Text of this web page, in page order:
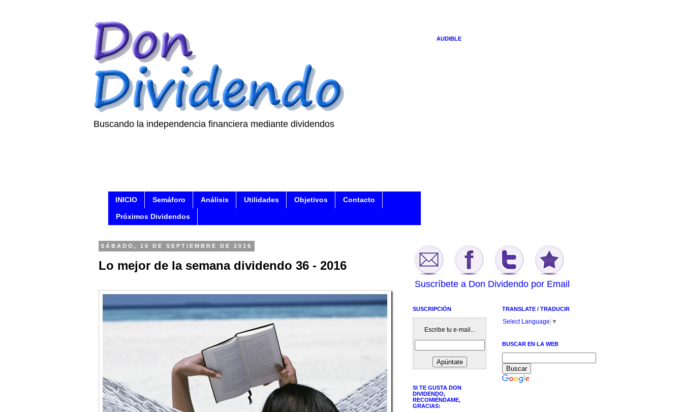
Buscando la independencia financiera mediante dividendos
AUDIBLE
INICIO Semáforo Análisis Utilidades Objetivos Contacto
Próximos Dividendos
SÁBADO, 10 DE SEPTIEMBRE DE 2016
Lo mejor de la semana dividendo 36 - 2016
Suscríbete a Don Dividendo por Email
SUSCRIPCIÓN
Escribe tu e-mail...
SI TE GUSTA DON
DIVIDENDO,
RECOMIÉNDAME,
GRACIAS:
TRANSLATE / TRADUCIR
Select Language ▼
BUSCAR EN LA WEB